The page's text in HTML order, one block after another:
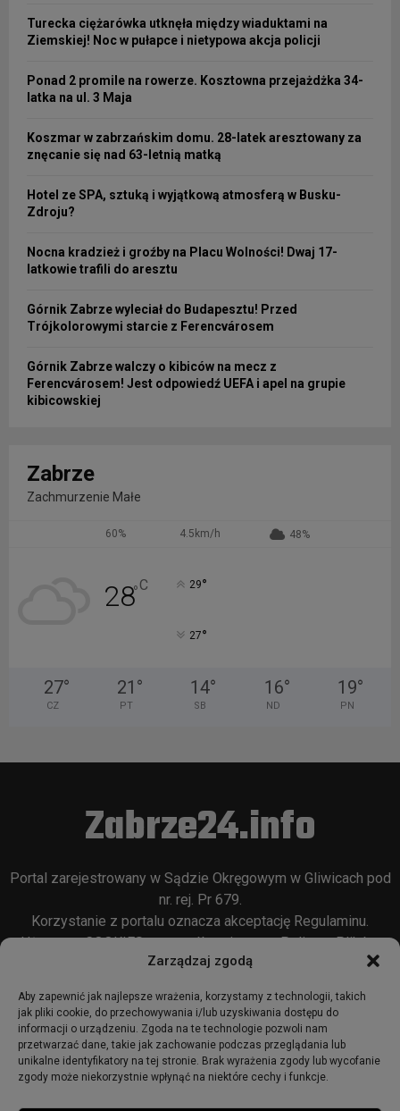
Zarządzaj zgodą
Aby zapewnić jak najlepsze wrażenia, korzystamy z technologii, takich
jak pliki cookie, do przechowywania i/lub uzyskiwania dostępu do
informacji o urządzeniu. Zgoda na te technologie pozwoli nam
przetwarzać dane, takie jak zachowanie podczas przeglądania lub
unikalne identyfikatory na tej stronie. Brak wyrażenia zgody lub wycofanie
zgody może niekorzystnie wpłynąć na niektóre cechy i funkcje.
Turecka ciężarówka utknęła między wiaduktami na
Ziemskiej! Noc w pułapce i nietypowa akcja policji
Ponad 2 promile na rowerze. Kosztowna przejażdżka 34-
latka na ul. 3 Maja
Koszmar w zabrzańskim domu. 28-latek aresztowany za
znęcanie się nad 63-letnią matką
Hotel ze SPA, sztuką i wyjątkową atmosferą w Busku-
Zdroju?
Nocna kradzież i groźby na Placu Wolności! Dwaj 17-
latkowie trafili do aresztu
Górnik Zabrze wyleciał do Budapesztu! Przed
Trójkolorowymi starcie z Ferencvárosem
Górnik Zabrze walczy o kibiców na mecz z
Ferencvárosem! Jest odpowiedź UEFA i apel na grupie
kibicowskiej
Zabrze
Zachmurzenie Małe
60% 4.5km/h 48%
28°C 29°
27°
27°
CZ
21 °
PT
14°
SB
16°
ND
19°
PN
Zabrze24.info
Portal zarejestrowany w Sądzie Okręgowym w Gliwicach pod
nr. rej. Pr 679.
Korzystanie z portalu oznacza akceptację Regulaminu.
Używamy COOKIES w sposób opisany wPolityce Plików
Cookie
© 2018 - zabrze24.info.